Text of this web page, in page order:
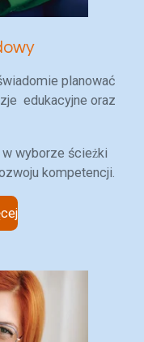
planować
edukacyjne oraz
w wyborze ścieżki
kompetencji.